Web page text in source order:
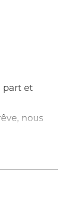
part et
nous
: des
et